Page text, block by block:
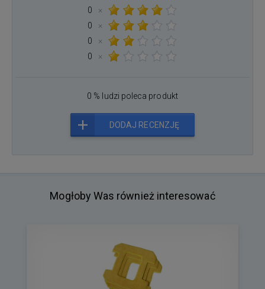
0
×
0
×
0
×
0
×
0 % ludzi poleca produkt
DODAJ RECENZJĘ
Mogłoby Was również interesować